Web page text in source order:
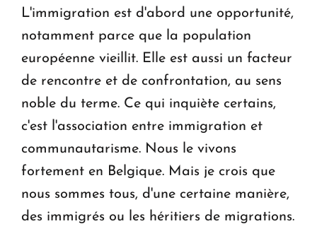
L'immigration est d'abord une opportunité,
notamment parce que la population
européenne vieillit. Elle est aussi un facteur
de rencontre et de confrontation, au sens
noble du terme. Ce qui inquiète certains,
c'est l'association entre immigration et
communautarisme. Nous le vivons
fortement en Belgique. Mais je crois que
nous sommes tous, d'une certaine manière,
des immigrés ou les héritiers de migrations.